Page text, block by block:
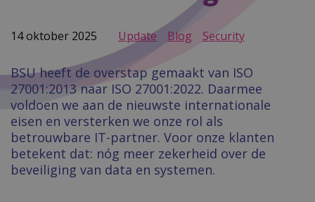
14 oktober 2025 Update Blog Security
BSU heeft de overstap gemaakt van ISO
27001:2013 naar ISO 27001:2022. Daarmee
voldoen we aan de nieuwste internationale
eisen en versterken we onze rol als
betrouwbare IT-partner. Voor onze klanten
betekent dat: nóg meer zekerheid over de
beveiliging van data en systemen.